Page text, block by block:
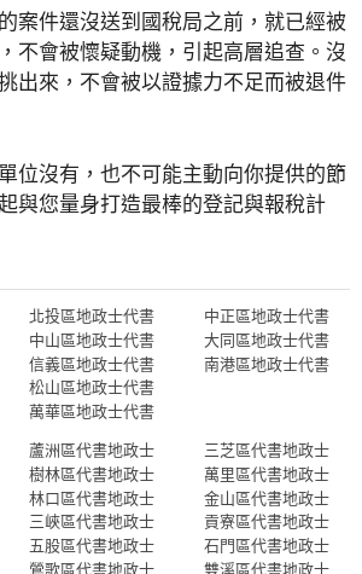
案件還沒送到國稅局之前，就已經被
不會被懷疑動機，引起高層追查。沒
出來，不會被以證據力不足而被退件
位沒有，也不可能主動向你提供的節
與您量身打造最棒的登記與報稅計
北投區地政士代書
中山區地政士代書
信義區地政士代書
松山區地政士代書
萬華區地政士代書
中正區地政士代書
大同區地政士代書
南港區地政士代書
蘆洲區代書地政士
樹林區代書地政士
林口區代書地政士
三峽區代書地政士
五股區代書地政士
鶯歌區代書地政士
三芝區代書地政士
萬里區代書地政士
金山區代書地政士
貢寮區代書地政士
石門區代書地政士
雙溪區代書地政士